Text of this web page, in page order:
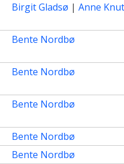
Birgit Gladsø | Anne
Bente Nordbø
Bente Nordbø
Bente Nordbø
Bente Nordbø
Bente Nordbø